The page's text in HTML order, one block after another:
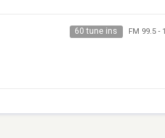
60 tune ins FM 99.5-